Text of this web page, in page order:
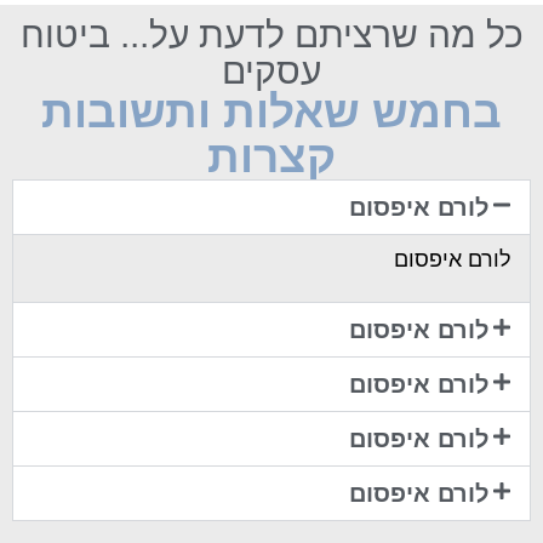
כל מה שרציתם לדעת על... ביטוח
עסקים
בחמש שאלות ותשובות
קצרות
לורם איפסום
לורם איפסום
לורם איפסום
לורם איפסום
לורם איפסום
לורם איפסום